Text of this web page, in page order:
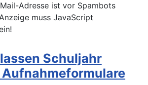
Adresse ist vor Spambots
muss JavaScript
Schuljahr